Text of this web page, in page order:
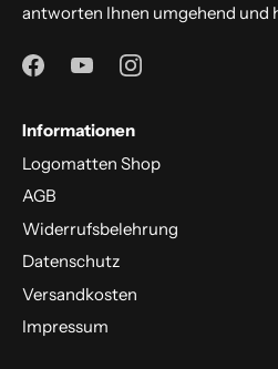
antworten Ihnen umgehend und
Informationen
Logomatten Shop
AGB
Widerrufsbelehrung
Datenschutz
Versandkosten
Impressum